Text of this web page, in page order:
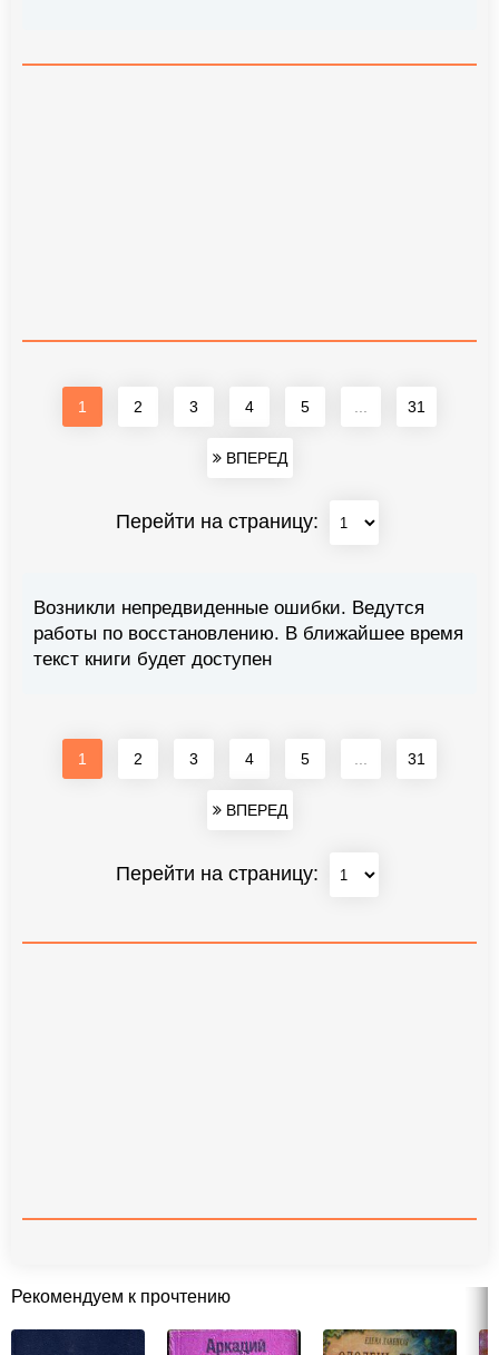
1 2 3 4 5 31
ВПЕРЕД
Перейти на страницу:
Возникли непредвиденные ошибки. Ведутся
работы по восстановлению. В ближайшее время
текст книги будет доступен
1 2 3 4 5 31
ВПЕРЕД
Перейти на страницу:
Рекомендуем к прочтению